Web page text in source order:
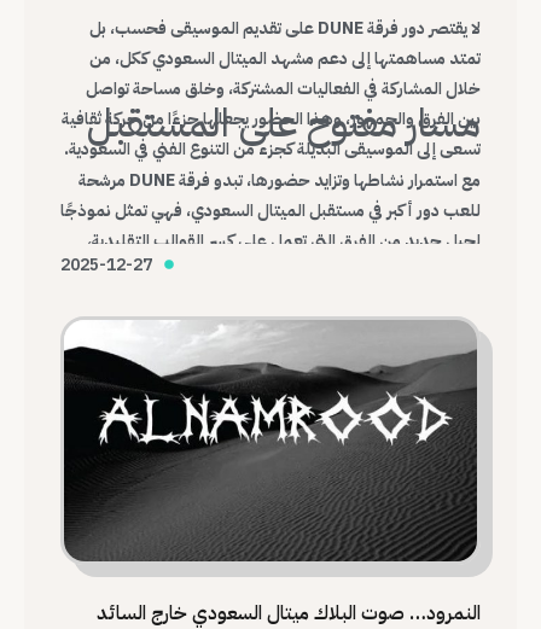
لا يقتصر دور فرقة DUNE على تقديم الموسيقى فحسب، بل
تمتد مساهمتها إلى دعم مشهد الميتال السعودي ككل، من
خلال المشاركة في الفعاليات المشتركة، وخلق مساحة تواصل
بين الفرق والجمهور، وهذا الحضور يجعلها جزءًا من حركة ثقافية
تسعى إلى الموسيقى البديلة كجزء من التنوع الفني في السعودية.
مسار مفتوح على المستقبل
مع استمرار نشاطها وتزايد حضورها، تبدو فرقة DUNE مرشحة
للعب دور أكبر في مستقبل الميتال السعودي، فهي تمثل نموذجًا
لجيل جديد من الفرق التي تعمل على كسر القوالب التقليدية،
وبناء هوية موسيقية محلية قادرة على التواصل مع العالم.
2025-12-27
النمرود… صوت البلاك ميتال السعودي خارج السائد